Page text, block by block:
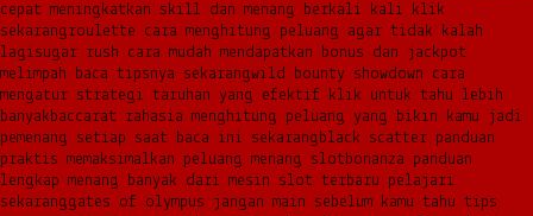
cepat meningkatkan skill dan menang berkali kali klik
sekarangroulette cara menghitung peluang agar tidak kalah
lagisugar rush cara mudah mendapatkan bonus dan jackpot
melimpah baca tipsnya sekarangwild bounty showdown cara
mengatur strategi taruhan yang efektif klik untuk tahu lebih
banyakbaccarat rahasia menghitung peluang yang bikin kamu jadi
pemenang setiap saat baca ini sekarangblack scatter panduan
praktis memaksimalkan peluang menang slotbonanza panduan
lengkap menang banyak dari mesin slot terbaru pelajari
sekaranggates of olympus jangan main sebelum kamu tahu tips